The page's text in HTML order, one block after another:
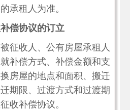
承租人为准。
偿协议的订立
征收人、公有房屋承租人
补偿方式、补偿金额和支
房屋的地点和面积、搬迁
期限、过渡方式和过渡期
收补偿协议。